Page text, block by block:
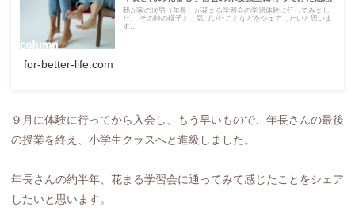
我が家の次男（年長）が花まる学習会の学習体験に行ってみまし
た。 その時の様子と、気づいたことなどをシェアしたいと思いま
す...
for-better-life.com
９月に体験に行ってから入会し、もう早いもので、年長さんの最後
の授業を終え、小学生クラスへと進級しました。
年長さんの約半年、花まる学習会に通ってみて感じたことをシェア
したいと思います。